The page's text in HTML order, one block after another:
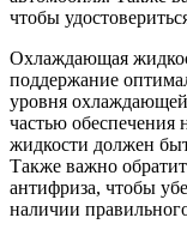
чтобы
Охлаждающая
поддержание
уровня охлаждающей
частью обеспечения
жидкости должен
Также важно
антифриза, чтобы
наличии